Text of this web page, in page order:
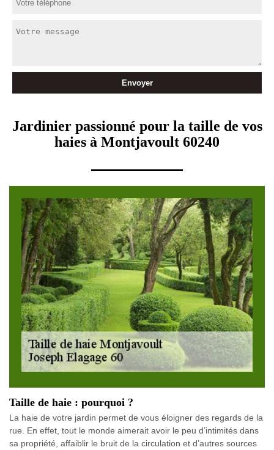
Jardinier passionné pour la taille de vos
haies à Montjavoult 60240
Taille de haie : pourquoi ?
La haie de votre jardin permet de vous éloigner des regards de la
rue. En effet, tout le monde aimerait avoir le peu d’intimités dans
sa propriété, affaiblir le bruit de la circulation et d’autres sources